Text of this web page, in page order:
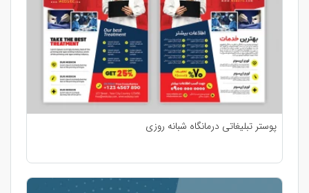
پوستر تبلیغاتی درمانگاه شبانه روزی